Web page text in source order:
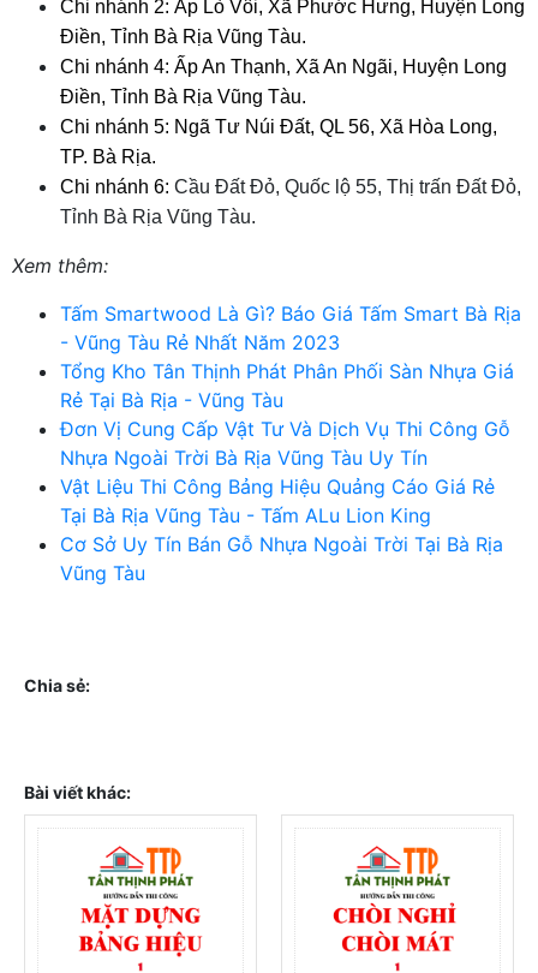
Chi nhánh 2: Ấp Lò Vôi, Xã Phước Hưng, Huyện Long
Điền, Tỉnh Bà Rịa Vũng Tàu.
Chi nhánh 4: Ấp An Thạnh, Xã An Ngãi, Huyện Long
Điền, Tỉnh Bà Rịa Vũng Tàu.
Chi nhánh 5: Ngã Tư Núi Đất, QL 56, Xã Hòa Long,
TP. Bà Rịa.
Chi nhánh 6: Cầu Đất Đỏ, Quốc lộ 55, Thị trấn Đất Đỏ,
Tỉnh Bà Rịa Vũng Tàu.
Xem thêm:
Tấm Smartwood Là Gì? Báo Giá Tấm Smart Bà Rịa
- Vũng Tàu Rẻ Nhất Năm 2023
Tổng Kho Tân Thịnh Phát Phân Phối Sàn Nhựa Giá
Rẻ Tại Bà Rịa - Vũng Tàu
Đơn Vị Cung Cấp Vật Tư Và Dịch Vụ Thi Công Gỗ
Nhựa Ngoài Trời Bà Rịa Vũng Tàu Uy Tín
Vật Liệu Thi Công Bảng Hiệu Quảng Cáo Giá Rẻ
Tại Bà Rịa Vũng Tàu - Tấm ALu Lion King
Cơ Sở Uy Tín Bán Gỗ Nhựa Ngoài Trời Tại Bà Rịa
Vũng Tàu
Chia sẻ:
Bài viết khác: